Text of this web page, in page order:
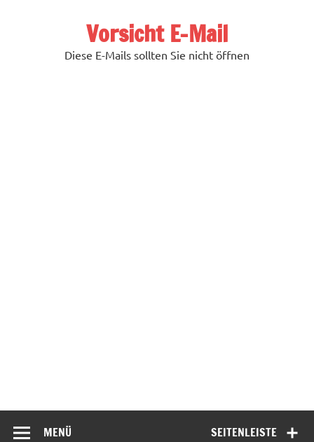
Vorsicht E-Mail
Diese E-Mails sollten Sie nicht öffnen
SEITENLEISTE
MENÜ